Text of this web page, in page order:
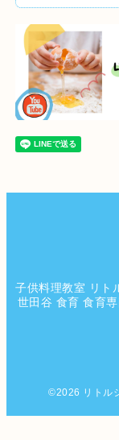
子供料理教室 リト
世田谷 食育 食育
©2026 リトル